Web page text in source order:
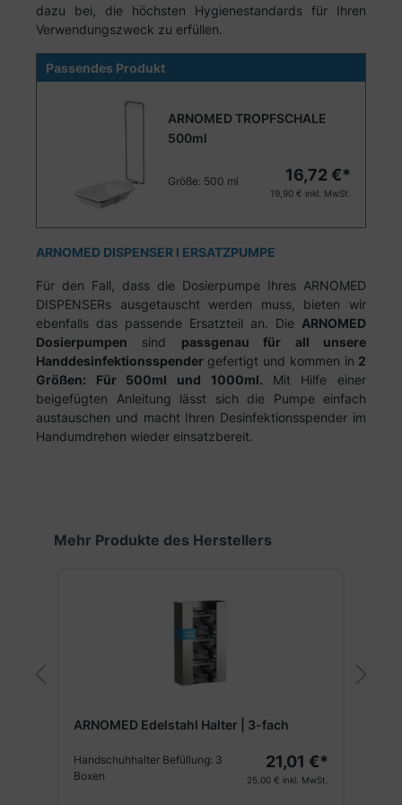
dazu bei, die höchsten Hygienestandards für Ihren
Verwendungszweck zu erfüllen.
Passendes Produkt
ARNOMED TROPFSCHALE
500ml
Größe: 500 ml 16,72 €*
19,90 € inkl. MwSt.
ARNOMED DISPENSER I ERSATZPUMPE
Für den Fall, dass die Dosierpumpe Ihres ARNOMED
DISPENSERs ausgetauscht werden muss, bieten wir
ebenfalls das passende Ersatzteil an. Die ARNOMED
Dosierpumpen sind passgenau für all unsere
Handdesinfektionsspender gefertigt und kommen in 2
Größen: Für 500ml und 1000ml. Mit Hilfe einer
beigefügten Anleitung lässt sich die Pumpe einfach
austauschen und macht Ihren Desinfektionsspender im
Handumdrehen wieder einsatzbereit.
Produktgalerie überspringen
Mehr Produkte des Herstellers
ARNOMED Edelstahl Halter | 3-fach
Handschuhhalter Befüllung:3
Boxen
21,01 €*
25,00 €inkl. MwSt.